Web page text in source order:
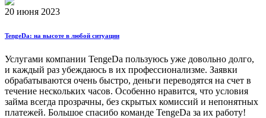
20 июня 2023
TengeDa: на высоте в любой ситуации
Услугами компании TengeDa пользуюсь уже довольно долго,
и каждый раз убеждаюсь в их профессионализме. Заявки
обрабатываются очень быстро, деньги переводятся на счет в
течение нескольких часов. Особенно нравится, что условия
займа всегда прозрачны, без скрытых комиссий и непонятных
платежей. Большое спасибо команде TengeDa за их работу!